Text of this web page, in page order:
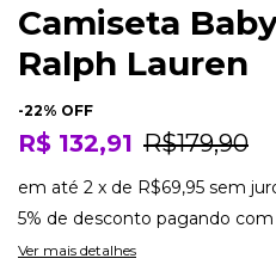
Camiseta
Ralph Lauren
-22% OFF
R$ 132,91 R$179,90
em até 2 x de R$69,95 sem
5% de desconto pagando com
Ver mais detalhes